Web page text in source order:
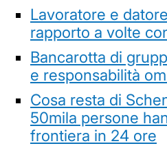
Lavoratore e
rapporto a volte
Bancarotta di
e responsabilità
Cosa resta di
50mila persone
frontiera in 24 ore